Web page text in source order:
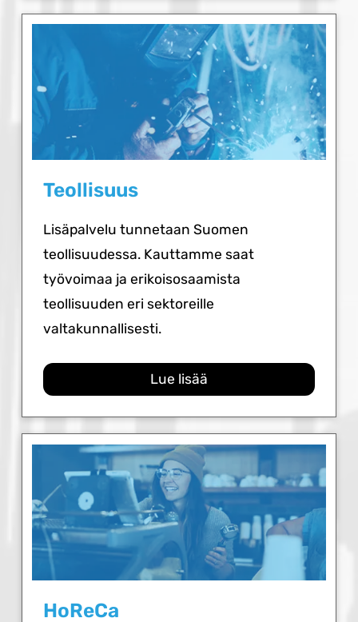
Teollisuus
Lisäpalvelu tunnetaan Suomen
teollisuudessa. Kauttamme saat
työvoimaa ja erikoisosaamista
teollisuuden eri sektoreille
valtakunnallisesti.
Lue lisää
HoReCa